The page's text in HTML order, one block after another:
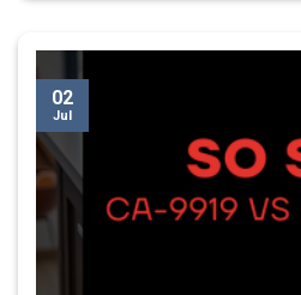
02
Jul